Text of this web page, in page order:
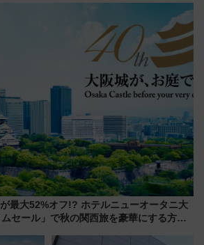
ト 参加方法や体験内容を紹介
最大52%オフ!? ホテルニューオータニ大
セール」で秋の関西旅を豪華にする方法